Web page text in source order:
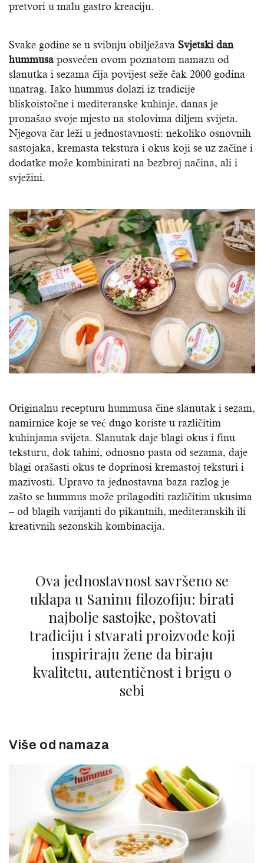
pretvori u malu gastro kreaciju.
Svake godine se u svibnju obilježava Svjetski dan
hummusaposvećen ovom poznatom namazu od
slanutka i sezama čija povijest seže čak 2000 godina
unatrag. Iako hummus dolazi iz tradicije
bliskoistočne i mediteranske kuhinje, danas je
pronašao svoje mjesto na stolovima diljem svijeta.
Njegova čar leži u jednostavnosti: nekoliko osnovnih
sastojaka, kremasta tekstura i okus koji se uz začine i
dodatke može kombinirati na bezbroj načina, ali i
svježini.
Originalnu recepturu hummusa čine slanutak i sezam,
namirnice koje se već dugo koriste u različitim
kuhinjama svijeta. Slanutak daje blagi okus i finu
teksturu, dok tahini, odnosno pasta od sezama, daje
blagi orašasti okus te doprinosi kremastoj teksturi i
mazivosti. Upravo ta jednostavna baza razlog je
zašto se hummus može prilagoditi različitim ukusima
– od blagih varijanti do pikantnih, mediteranskih ili
kreativnih sezonskih kombinacija.
Ova jednostavnost savršeno se
uklapa u Saninu filozofiju: birati
najbolje sastojke, poštovati
tradiciju i stvarati proizvode koji
inspiriraju žene da biraju
kvalitetu, autentičnost i brigu o
sebi
Više od namaza